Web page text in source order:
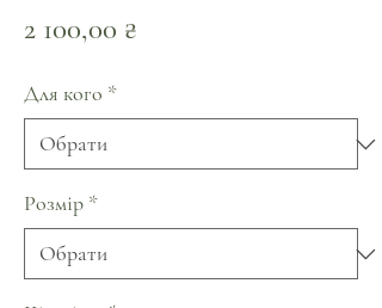
2 100,00 ₴
Для кого *
Розмір *